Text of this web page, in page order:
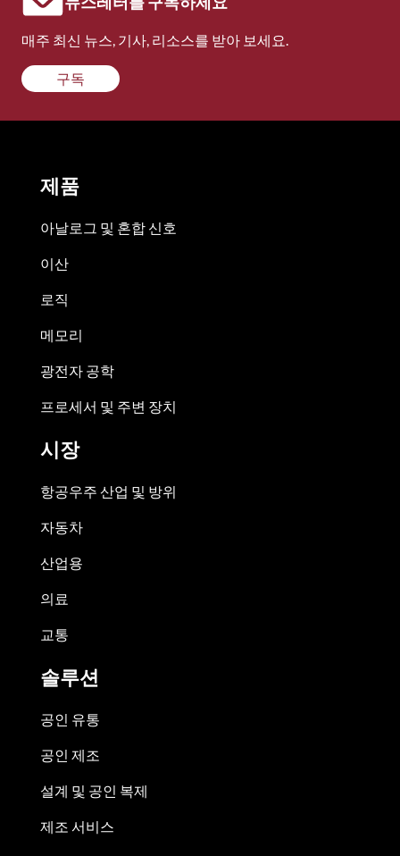
매주 최신 뉴스, 기사, 리소스를 받아 보세요.
구독
제품
아날로그 및 혼합 신호
이산
로직
메모리
광전자 공학
프로세서 및 주변 장치
시장
항공우주 산업 및 방위
자동차
산업용
의료
교통
솔루션
공인 유통
공인 제조
설계 및 공인 복제
제조 서비스